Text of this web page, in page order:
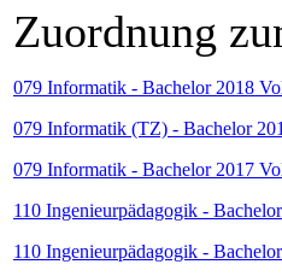
Zuordnung
079 Informatik - Bachelor 2018
079 Informatik (TZ) - Bachelor
079 Informatik - Bachelor 2017
110 Ingenieurpädagogik -
110 Ingenieurpädagogik -